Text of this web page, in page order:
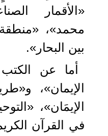
«الأقمار
محمد»،
بين البحار».
أما عن
الإيمان»،
الإيمَان»،
في القرآن